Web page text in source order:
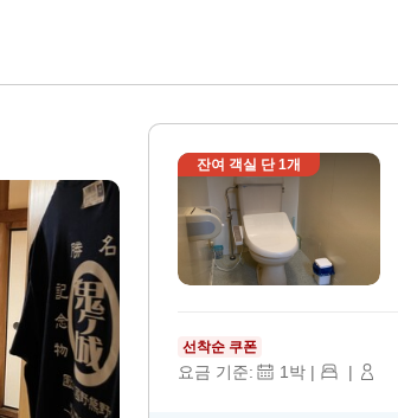
잔여 객실 단1개
선착순 쿠폰
요금 기준: 1 박 | |